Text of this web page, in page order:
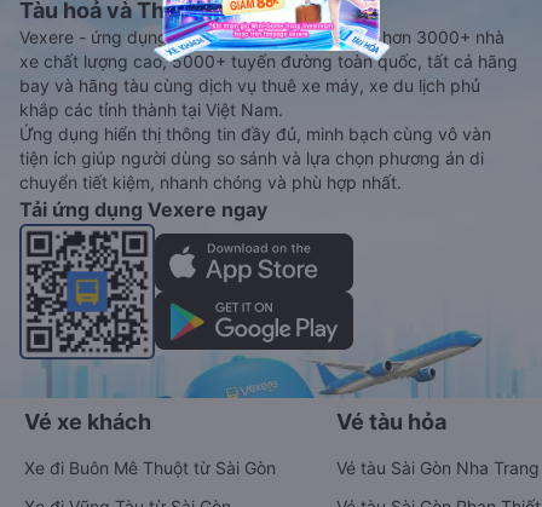
Tàu hoả và Thuê xe
Vexere - ứng dụng đặt vé đa phương tiện với hơn 3000+ nhà
xe chất lượng cao, 5000+ tuyến đường toàn quốc, tất cả hãng
bay và hãng tàu cùng dịch vụ thuê xe máy, xe du lịch phủ
khắp các tỉnh thành tại Việt Nam.
Ứng dụng hiển thị thông tin đầy đủ, minh bạch cùng vô vàn
tiện ích giúp người dùng so sánh và lựa chọn phương án di
chuyển tiết kiệm, nhanh chóng và phù hợp nhất.
Tải ứng dụng Vexere ngay
Vé xe khách
Xe đi Buôn Mê Thuột từ Sài Gòn
Vé tàu hỏa
Vé tàu Sài Gòn Nha Trang